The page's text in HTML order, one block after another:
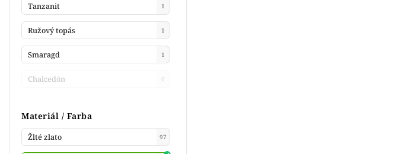
Tanzanit 1
Ružový topás 1
Smaragd 1
Chalcedón 0
Materiál / Farba
Žlté zlato 97